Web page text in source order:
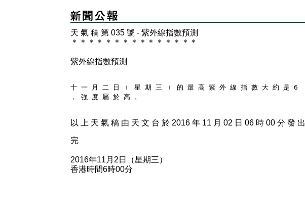
天 氣 稿 第 035 號 - 紫外線指數預測
＊
＊ ＊ ＊ ＊ ＊ ＊ ＊ ＊ ＊ ＊ ＊ ＊ ＊ ＊
紫外線指數預測
十 一 月 二 日 ﹝ 星 期 三 ﹞ 的 最 高 紫 外 線 指 數 大 約 是 6
， 強 度 屬 於 高 。
以 上 天 氣 稿 由 天 文 台 於 2016 年 11 月 02 日 06 時 00 分 發 出
完
2016年11月2日（星期三）
香港時間6時00分